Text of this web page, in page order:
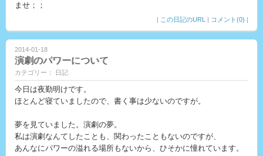
ませ；；
| この日記のURL | コメント(0) |
2014-01-18
演劇のパワーについて
カテゴリー： 日記
今日は夜勤明けです。
ほとんど寝ていましたので、書く事は少ないのですが。
夢を見ていました。演劇の夢。
私は演劇なんてしたことも、関わったこともないのですが、
あんなにパワーの溢れる場所もないから、ひそかに憧れています。